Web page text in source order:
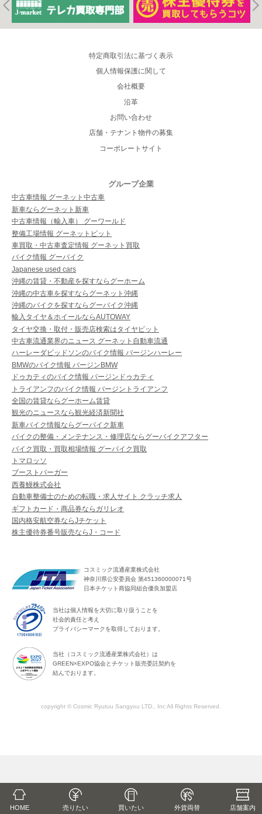
HOME 売りたい 買いたい 外貨両替 店舗案内
特定商取引法に基づく表示
個人情報保護に関して
会社概要
沿革
お問い合わせ
店舗・テナント物件の募集
コーポレートサイト
グループ企業
中古車情報 グーネット中古車
新車ならグーネット新車
中古車情報（輸入車） グーワールド
整備工場情報 グーネットピット
車買取・中古車査定情報 グーネット買取
バイク情報 グーバイク
Japanese used cars
沖縄の賃貸・不動産を探すならグーホーム
沖縄の中古車を探すならグーネット沖縄
沖縄のバイクを探すならグーバイク沖縄
輸入タイヤ＆ホイールならAUTOWAY
タイヤ交換・取付・販売店検索はタイヤピット
中古車流通業界のニュース グーネット自動車流通
ハーレーダビッドソンのバイク情報 バージンハーレー
BMWのバイク情報 バージンBMW
ドゥカティのバイク情報 バージンドゥカティ
トライアンフのバイク情報 バージントライアンフ
全国の賃貸ならグーホーム賃貸
観光のニュースなら観光経済新聞社
新車バイク情報ならグーバイク新車
バイクの整備・メンテナンス・修理店ならグーバイクアフター
バイク買取・買取相場情報 グーバイク買取
トマロッソ
ブーストバーガー
西養鰻株式会社
自動車整備士のための転職・求人サイト クラッチ求人
ギフトカード・商品券ならガリレオ
国内格安航空券ならJチケット
株主優待券番号販売ならJ・コード
コスミック流通産業株式会社
神奈川県公安委員会 第451360000071号
日本チケット商協同組合優良加盟店
当社は個人情報を大切に取り扱うことを
社会的責任と考え
プライバシーマークを取得しております。
当社（コスミック流通産業株式会社）は
GREEN×EXPO協会とチケット販売委託契約を
結んでおります。
copyright © Cosmic Ryutuu Sangyou LTD., Inc All Rights Reserved.